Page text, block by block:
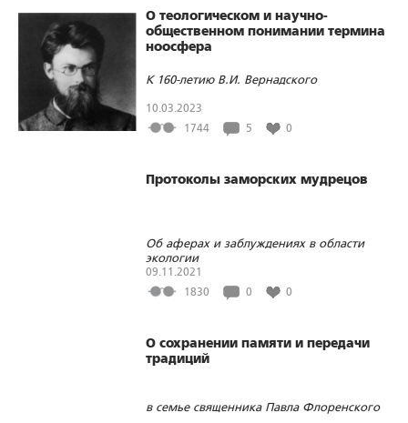
О теологическом и научно-
общественном понимании термина
ноосфера
К 160-летию В.И. Вернадского
10.03.2023
1744
5 0
Протоколы заморских мудрецов
Об аферах и заблуждениях в области
экологии
09.11.2021
1830
0 0
О сохранении памяти и передачи
традиций
в семье священника Павла Флоренского